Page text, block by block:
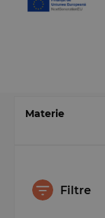
Materie
Filtre